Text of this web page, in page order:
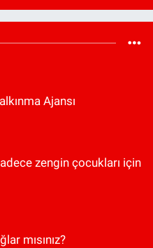
Ajansı
zengin çocukları için
mısınız?